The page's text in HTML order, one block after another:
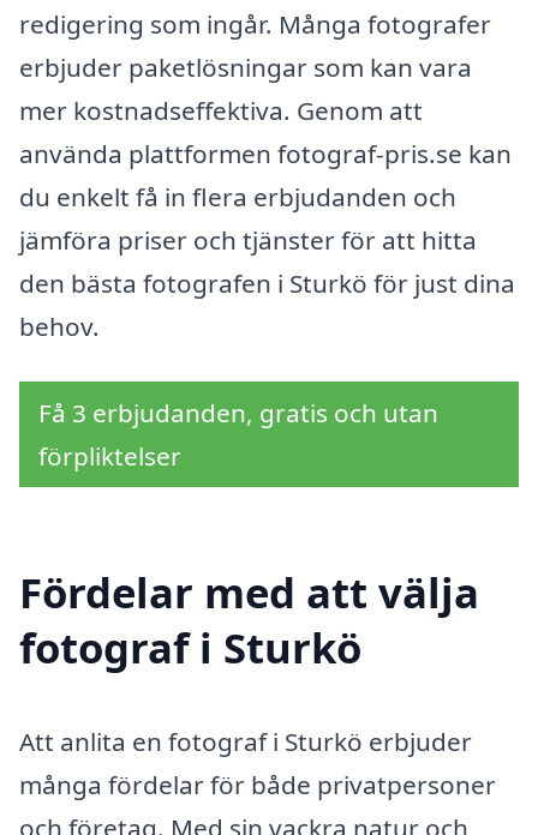
redigering som ingår. Många fotografer
erbjuder paketlösningar som kan vara
mer kostnadseffektiva. Genom att
använda plattformen fotograf-pris.se kan
du enkelt få in flera erbjudanden och
jämföra priser och tjänster för att hitta
den bästa fotografen i Sturkö för just dina
behov.
Få 3 erbjudanden, gratis och utan
förpliktelser
Fördelar med att välja
fotograf i Sturkö
Att anlita en fotograf i Sturkö erbjuder
många fördelar för både privatpersoner
och företag. Med sin vackra natur och